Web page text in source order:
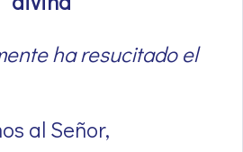
ha resucitado el
al Señor,